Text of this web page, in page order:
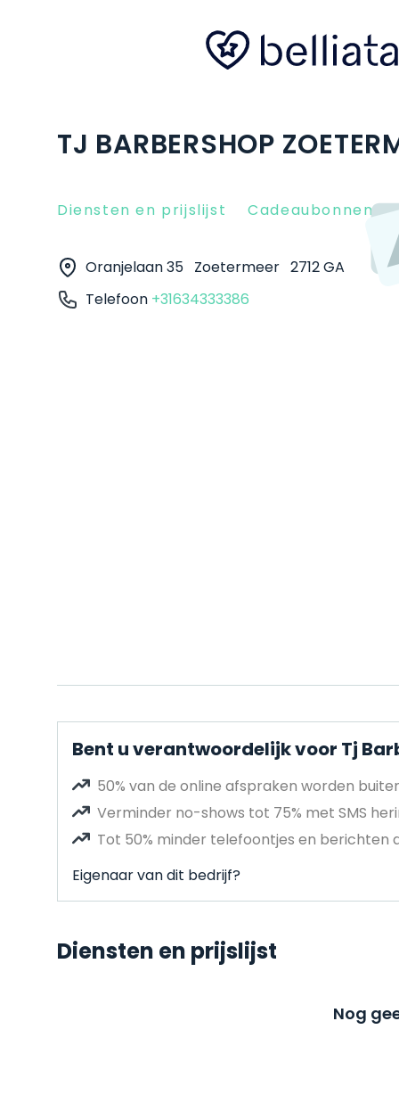
TJ BARBERSHOP
Diensten en prijslijst Cadeaubonnen
Oranjelaan 35 Zoetermeer 2712 GA
Telefoon +31634333386
Bent u verantwoordelijk voor Tj
50% van de online afspraken worden
Verminder no-shows tot 75% met SMS
Tot 50% minder telefoontjes en
Eigenaar van dit bedrijf?
Diensten en prijslijst
Nog